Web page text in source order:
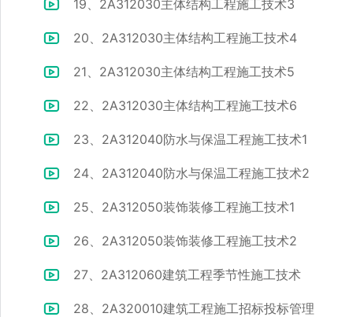
19、2A312030主体结构工程施工技术3
20、2A312030主体结构工程施工技术4
21、2A312030主体结构工程施工技术5
22、2A312030主体结构工程施工技术6
23、2A312040防水与保温工程施工技术1
24、2A312040防水与保温工程施工技术2
25、2A312050装饰装修工程施工技术1
26、2A312050装饰装修工程施工技术2
27、2A312060建筑工程季节性施工技术
28、2A320010建筑工程施工招标投标管理